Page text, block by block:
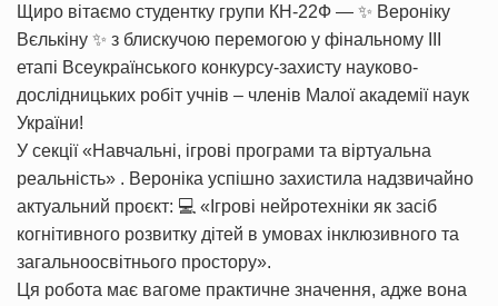
Щиро вітаємо студентку групи КН-22Ф — ✨ Вероніку
Вєлькіну ✨ з блискучою перемогою у фінальному ІІІ
етапі Всеукраїнського конкурсу-захисту науково-
дослідницьких робіт учнів – членів Малої академії наук
України!
У секції «Навчальні, ігрові програми та віртуальна
реальність» . Вероніка успішно захистила надзвичайно
актуальний проєкт: 💻 «Ігрові нейротехніки як засіб
когнітивного розвитку дітей в умовах інклюзивного та
загальноосвітнього простору».
Ця робота має вагоме практичне значення, адже вона